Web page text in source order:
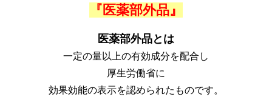
『医薬部外品』
医薬部外品とは
一定の量以上の有効成分を配合し
厚生労働省に
効果効能の表示を認められたものです。